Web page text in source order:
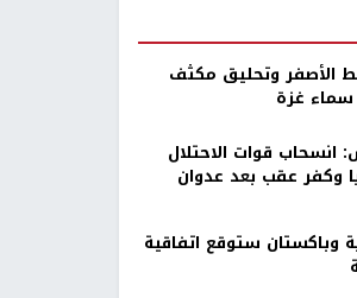
الأصفر وتحليق مكثف
غزة
قوات الاحتلال
وكفر عقب بعد عدوان
وباكستان ستوقع اتفاقية